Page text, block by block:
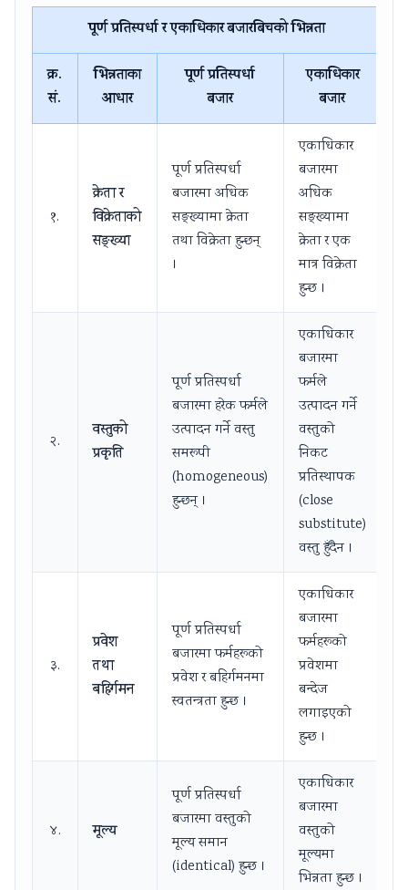
पूर्ण प्रतिस्पर्धा र एकाधिकार बजारबिचको भिन्नता
क्र.
सं.
भिन्नताका
आधार
पूर्ण प्रतिस्पर्धा
बजार
एकाधिकार
बजार
१.
क्रेता र
विक्रेताको
सङ्ख्या
पूर्ण प्रतिस्पर्धा
बजारमा अधिक
सङ्ख्यामा क्रेता
तथा विक्रेता हुन्छन्
।
एकाधिकार
बजारमा
अधिक
सङ्ख्यामा
क्रेता र एक
मात्र विक्रेता
हुन्छ ।
२.
वस्तुको
प्रकृति
पूर्ण प्रतिस्पर्धा
बजारमा हरेक फर्मले
उत्पादन गर्ने वस्तु
समरूपी
(homogeneous)
हुन्छन् ।
एकाधिकार
बजारमा
फर्मले
उत्पादन गर्ने
वस्तुको
निकट
प्रतिस्थापक
(close
substitute)
वस्तु हुँदैन ।
३.
प्रवेश
तथा
बहिर्गमन
पूर्ण प्रतिस्पर्धा
बजारमा फर्महरूको
प्रवेश र बहिर्गमनमा
स्वतन्त्रता हुन्छ ।
एकाधिकार
बजारमा
फर्महरूको
प्रवेशमा
बन्देज
लगाइएको
हुन्छ ।
४. मूल्य
पूर्ण प्रतिस्पर्धा
बजारमा वस्तुको
मूल्य समान
(identical) हुन्छ ।
एकाधिकार
बजारमा
वस्तुको
मूल्यमा
भिन्नता हुन्छ ।